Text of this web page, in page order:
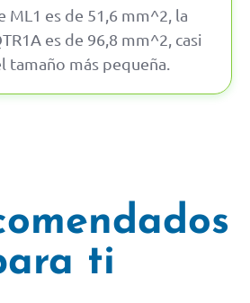
ML1 es de 51,6 mm^2, la
es de 96,8 mm^2, casi
tamaño más pequeña.
ti